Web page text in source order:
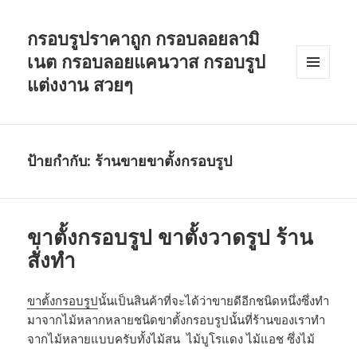
กรอบรูปราคาถูก กรอบลอยลามิ
เนต กรอบลอยแคนวาส กรอบรูป
แต่งงาน สวยๆ
ป้ายกำกับ: ร้านขายขาตั้งกรอบรูป
ขาตั้งกรอบรูป ขาตั้งวาดรูป ร้าน
สั่งทำ
ขาตั้งกรอบรูปนั้นเป็นสินค้าที่จะได้ว่าขายดีอีกชนิดหนึ่งซึ่งทำ
มาจากไม้หลากหลายชนิดขาตั้งกรอบรูปนั้นที่ร้านของเราทำ
จากไม้หลายแบบครับทั้งไม้สน ไม้บูโรแดง ไม้แอช ซึ่งไม้